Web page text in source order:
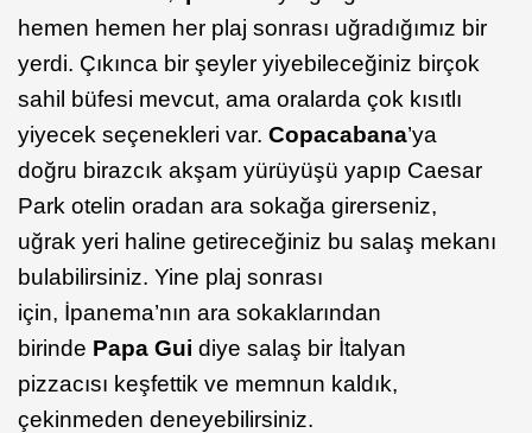
hemen hemen her plaj sonrası uğradığımız bir
yerdi. Çıkınca bir şeyler yiyebileceğiniz birçok
sahil büfesi mevcut, ama oralarda çok kısıtlı
yiyecek seçenekleri var. Copacabana’ya
doğru birazcık akşam yürüyüşü yapıp Caesar
Park otelin oradan ara sokağa girerseniz,
uğrak yeri haline getireceğiniz bu salaş mekanı
bulabilirsiniz. Yine plaj sonrası
için, İpanema’nın ara sokaklarından
birinde Papa Gui diye salaş bir İtalyan
pizzacısı keşfettik ve memnun kaldık,
çekinmeden deneyebilirsiniz.